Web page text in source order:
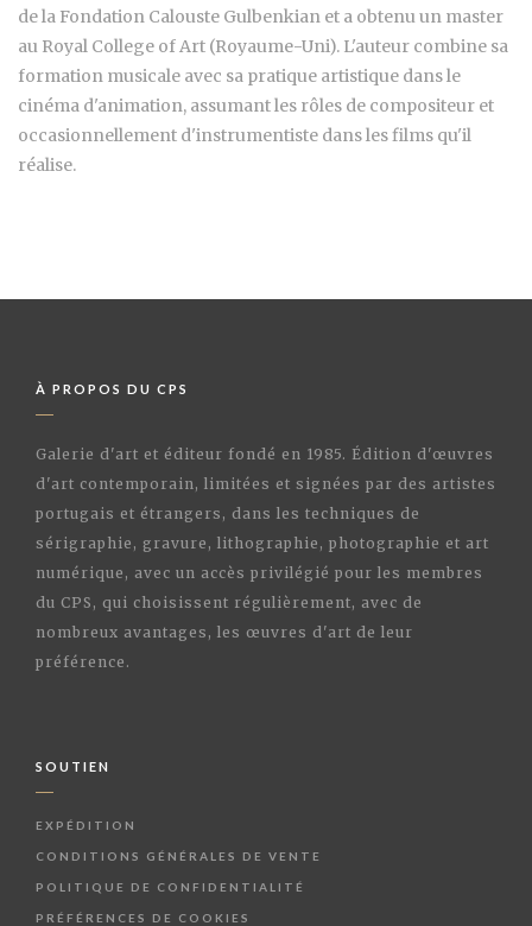
de la Fondation Calouste Gulbenkian et a obtenu un master
au Royal College of Art (Royaume-Uni). L'auteur combine sa
formation musicale avec sa pratique artistique dans le
cinéma d'animation, assumant les rôles de compositeur et
occasionnellement d'instrumentiste dans les films qu'il
réalise.
À PROPOS DU CPS
Galerie d'art et éditeur fondé en 1985. Édition d'œuvres
d'art contemporain, limitées et signées par des artistes
portugais et étrangers, dans les techniques de
sérigraphie, gravure, lithographie, photographie et art
numérique, avec un accès privilégié pour les membres
du CPS, qui choisissent régulièrement, avec de
nombreux avantages, les œuvres d'art de leur
préférence.
SOUTIEN
EXPÉDITION
CONDITIONS GÉNÉRALES DE VENTE
POLITIQUE DE CONFIDENTIALITÉ
PRÉFÉRENCES DE COOKIES